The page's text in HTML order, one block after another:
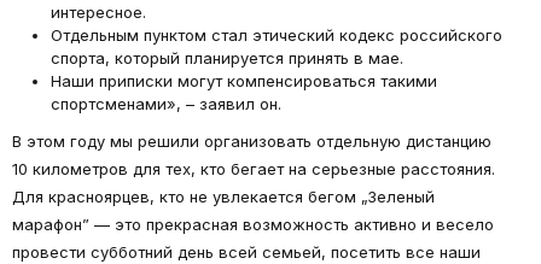
интересное.
Отдельным пунктом стал этический кодекс российского
спорта, который планируется принять в мае.
Наши приписки могут компенсироваться такими
спортсменами», – заявил он.
В этом году мы решили организовать отдельную дистанцию
10 километров для тех, кто бегает на серьезные расстояния.
Для красноярцев, кто не увлекается бегом „Зеленый
марафон” — это прекрасная возможность активно и весело
провести субботний день всей семьей, посетить все наши